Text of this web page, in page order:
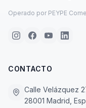
Operado por PEYPE
CONTACTO
Calle Velázquez
28001 Madrid,